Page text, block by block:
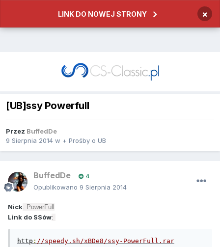
LINK DO NOWEJ STRONY ×
[UB]ssy Powerfull
Przez BuffedDe
9 Sierpnia 2014 w + Prośby o UB
BuffedDe 4
Opublikowano 9 Sierpnia 2014
Nick: PowerFull
Link do SSów:
http : //speedy.sh/xBDe8/ssy-PowerFull.rar